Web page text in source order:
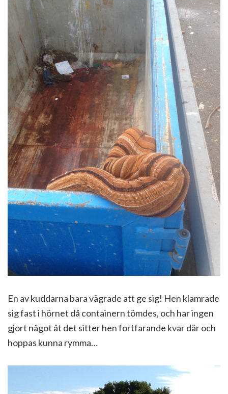
En av kuddarna bara vägrade att ge sig! Hen klamrade
sig fast i hörnet då containern tömdes, och har ingen
gjort något åt det sitter hen fortfarande kvar där och
hoppas kunna rymma…